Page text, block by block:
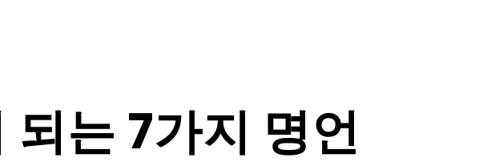
는 7가지 명언